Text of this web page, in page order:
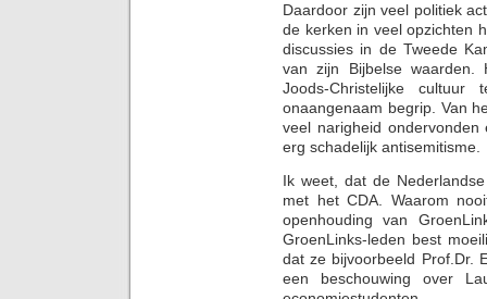
Daardoor zijn veel politiek
de kerken in veel opzichten
discussies in de Tweede
van zijn Bijbelse
Joods-Christelijke
onaangenaam begrip. Van
veel narigheid
erg schadelijk antisemitisme.
Ik weet, dat de
met het CDA. Waarom
openhouding van
GroenLinks-leden best
dat ze bijvoorbeeld Prof.Dr.
een beschouwing over